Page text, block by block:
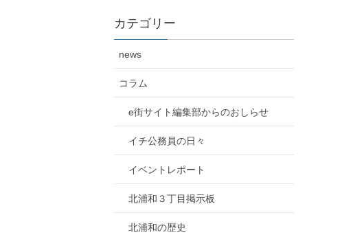
カテゴリー
news
コラム
e街サイト編集部からのおしらせ
イチ公務員の日々
イベントレポート
北浦和３丁目掲示板
北浦和の歴史